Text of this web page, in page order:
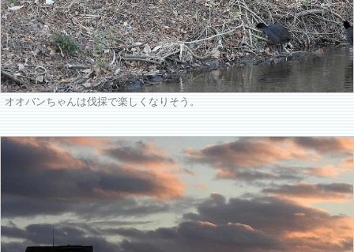
オオバンちゃんは伐採で楽しくなりそう。